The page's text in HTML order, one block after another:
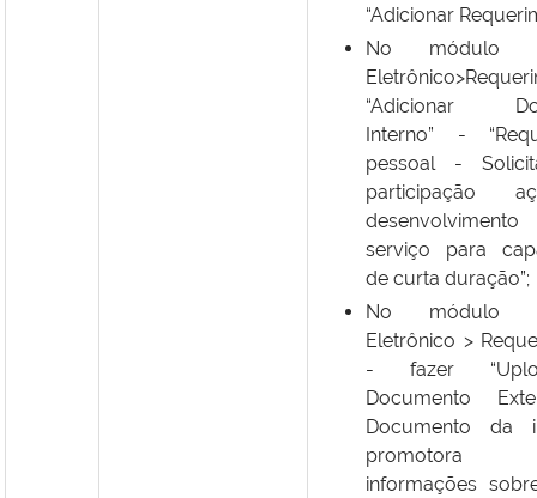
“Adicionar
No módulo
“Adicionar
Interno” -
pessoal -
participação
serviço para
de curta duração”;
No módulo
Eletrônico >
- fazer
Documento
Documento da
informações